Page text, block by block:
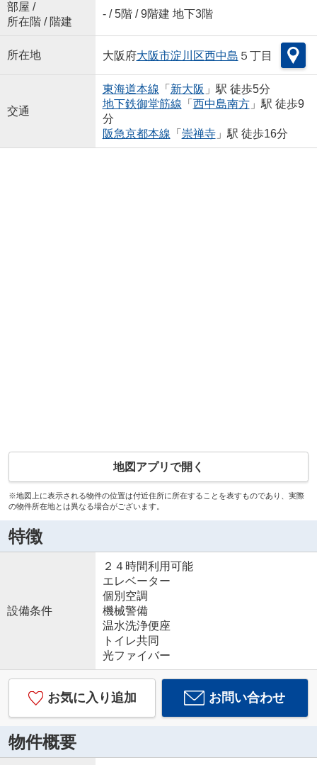
部屋 /
所在階 / 階建
- / 5階 / 9階建 地下3階
所在地 大阪府大阪市淀川区西中島 ５丁目
交通
東海道本線 「 新大阪 」駅 徒歩5分
地下鉄御堂筋線 「 西中島南方」駅 徒歩9
分
阪急京都本線 「 崇禅寺」駅 徒歩16分
地図アプリで開く
※地図上に表示される物件の位置は付近住所に所在することを表すものであり、実際
の物件所在地とは異なる場合がございます。
特徴
設備条件
２４時間利用可能
エレベーター
個別空調
機械警備
温水洗浄便座
トイレ共同
光ファイバー
お気に入り追加 お問い合わせ
物件概要